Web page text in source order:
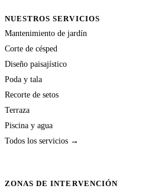
NUESTROS SERVICIOS
Mantenimiento de jardín
Corte de césped
Diseño paisajístico
Poda y tala
Recorte de setos
Terraza
Piscina y agua
Todos los servicios →
ZONAS DE INTERVENCIÓN